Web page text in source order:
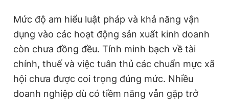
Mức độ am hiểu luật pháp và khả năng vận
dụng vào các hoạt động sản xuất kinh doanh
còn chưa đồng đều. Tính minh bạch về tài
chính, thuế và việc tuân thủ các chuẩn mực xã
hội chưa được coi trọng đúng mức. Nhiều
doanh nghiệp dù có tiềm năng vẫn gặp trở